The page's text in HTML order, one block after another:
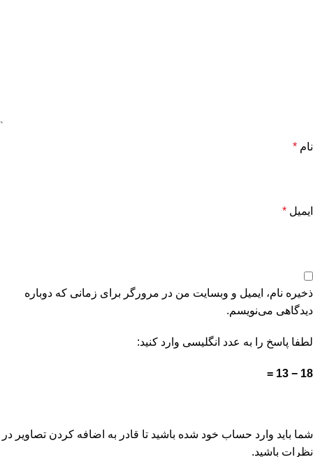
نام *
ایمیل *
ذخیره نام، ایمیل و وبسایت من در مرورگر برای زمانی که دوباره
دیدگاهی می‌نویسم.
لطفا پاسخ را به عدد انگلیسی وارد کنید:
18 − 13 =
شما باید وارد حساب خود شده باشید تا قادر به اضافه کردن تصاویر در
نظرات باشید.